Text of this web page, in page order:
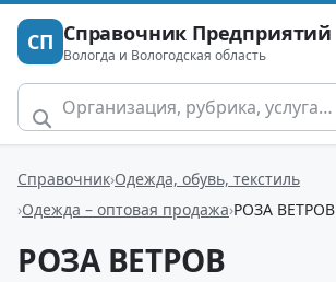
СП Справочник Предприятий
Вологда и Вологодская область
Справочник Одежда, обувь, текстиль
Одежда – оптовая продажа РОЗА ВЕТРОВ
РОЗА ВЕТРОВ